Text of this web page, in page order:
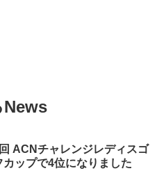
News
ACNチャレンジレディスゴ
カップで4位になりました